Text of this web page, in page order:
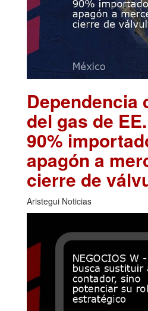
Dependencia
del gas de
90%
apagón a
cierre de
Aristegui Noticias